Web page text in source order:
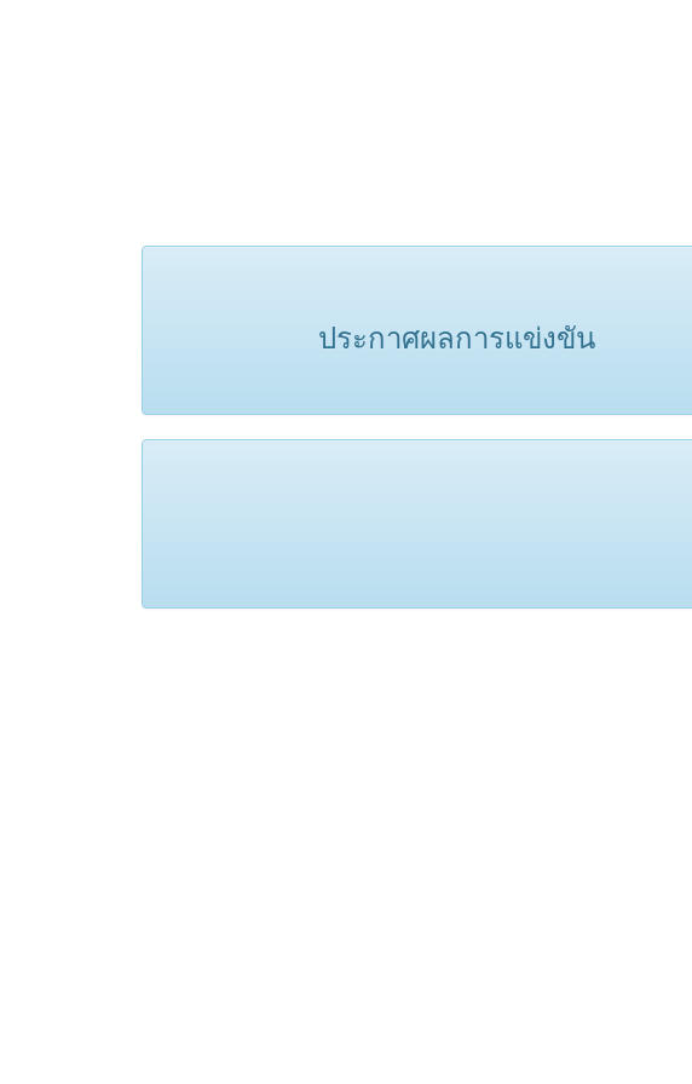
ประกาศผลการแข่งขัน